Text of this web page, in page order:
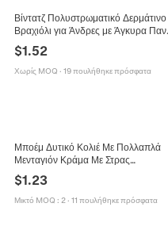
Βίντατζ Πολυστρωματικό Δερμάτινο
Βραχιόλι για Άνδρες με Άγκυρα Πανκ
Ναυτικά Κοσμήματα
$1.52
Χωρίς MOQ · 19 πουλήθηκε πρόσφατα
Μποέμ Δυτικό Κολιέ Με Πολλαπλά
Μενταγιόν Κράμα Με Στρας
Απομίμηση Μαργαριταριού Σταυρός
Καπέλο Μπότα Γυναικεία Κοσμήματα
$1.23
Μικτό MOQ : 2· 11 πουλήθηκε πρόσφατα